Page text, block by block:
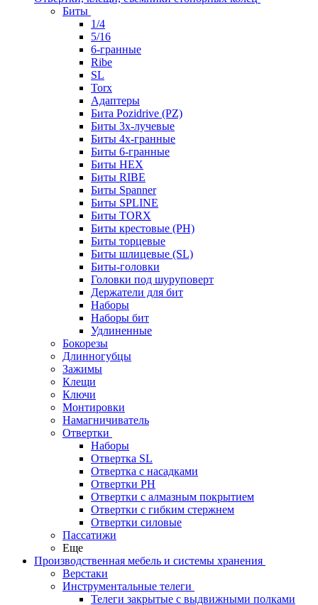
Биты
1/4
5/16
6-гранные
Ribe
SL
Torx
Адаптеры
Бита Pozidrive (PZ)
Биты 3х-лучевые
Биты 4х-гранные
Биты 6-гранные
Биты HEX
Биты RIBE
Биты Spanner
Биты SPLINE
Биты TORX
Биты крестовые (PH)
Биты торцевые
Биты шлицевые (SL)
Биты-головки
Головки под шуруповерт
Держатели для бит
Наборы
Наборы бит
Удлиненные
Бокорезы
Длинногубцы
Зажимы
Клещи
Ключи
Монтировки
Намагничиватель
Отвертки
Наборы
Отвертка SL
Отвертка с насадками
Отвертки PH
Отвертки с алмазным покрытием
Отвертки с гибким стержнем
Отвертки силовые
Пассатижи
Еще
Производственная мебель и системы хранения
Верстаки
Инструментальные телеги
Телеги закрытые с выдвижными полками